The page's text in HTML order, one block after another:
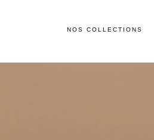
NOS COLLECTIONS